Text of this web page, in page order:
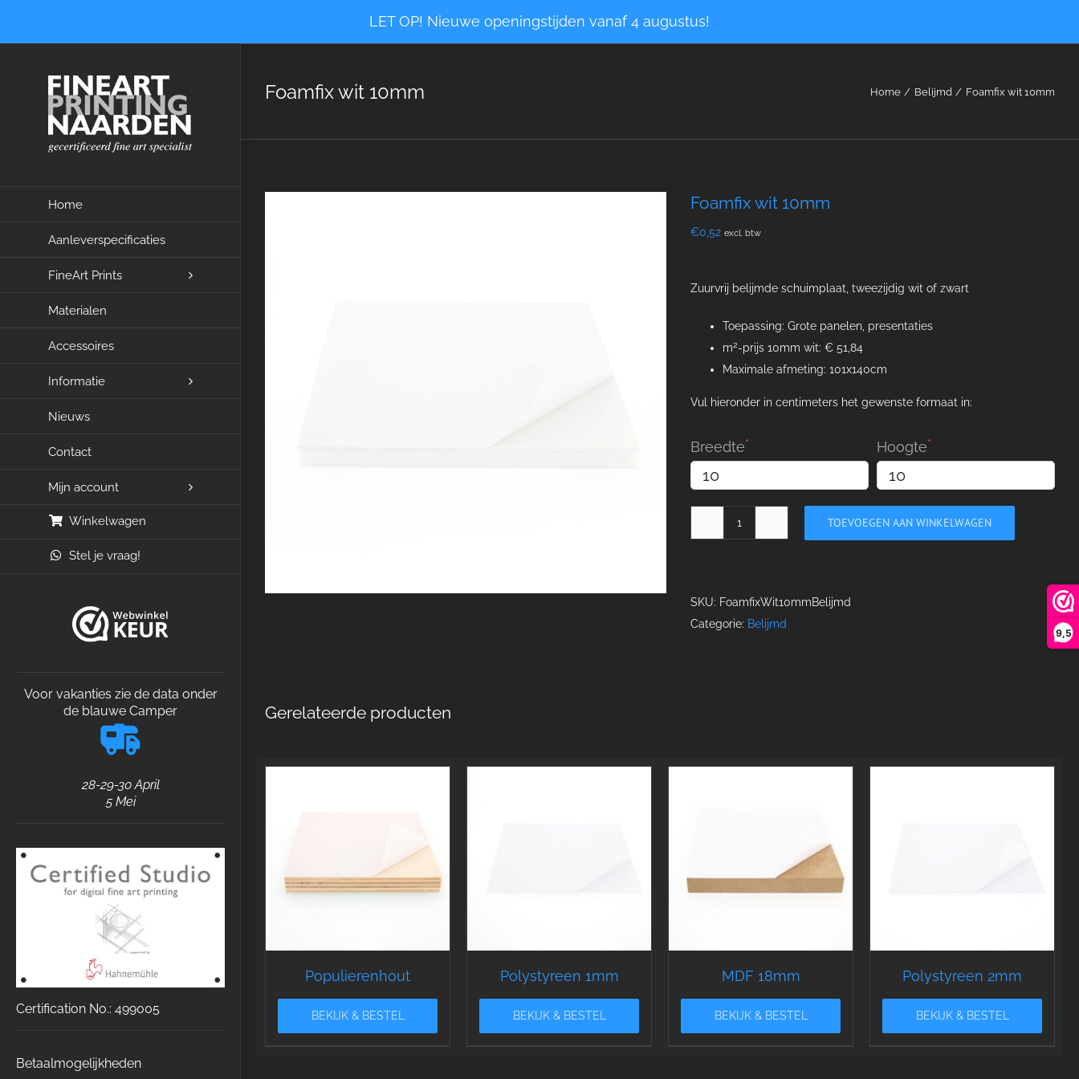
9,5
LET OP! Nieuwe openingstijden vanaf 4 augustus!
Home
Aanleverspecificaties
FineArt Prints
Materialen
Accessoires
Informatie
Nieuws
Contact
Mijn account
Winkelwagen
Stel je vraag!
Voor vakanties zie de data onder
de blauwe Camper
28-29-30 April
5 Mei
Certification No.: 499005
Betaalmogelijkheden
Foamfix wit 10mm Home Belijmd Foamfix wit 10mm
Foamfix wit 10mm
€0,52 excl. btw
Zuurvrij belijmde schuimplaat, tweezijdig wit of zwart
Toepassing: Grote panelen, presentaties
m2-prijs 10mm wit: € 51,84
Maximale afmeting: 101x140cm
Vul hieronder in centimeters het gewenste formaat in:
Breedte Hoogte
aantal
TOEVOEGEN AAN WINKELWAGEN
SKU: FoamfixWit10mmBelijmd
Categorie: Belijmd
Gerelateerde producten
Populierenhout
BEKIJK & BESTEL
Polystyreen 1mm
BEKIJK & BESTEL
MDF 18mm
BEKIJK & BESTEL
Polystyreen 2mm
BEKIJK & BESTEL